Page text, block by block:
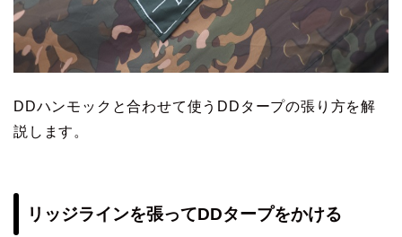
DDハンモックと合わせて使うDDタープの張り方を解
説します。
リッジラインを張ってDDタープをかける